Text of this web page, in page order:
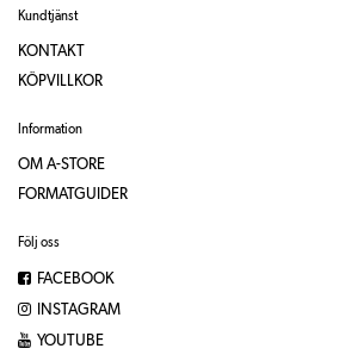
Kundtjänst
KONTAKT
KÖPVILLKOR
Information
OM A-STORE
FORMATGUIDER
Följ oss
FACEBOOK
INSTAGRAM
YOUTUBE